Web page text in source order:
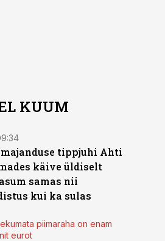
KUUM
tippjuhi Ahti
käive üldiselt
samas nii
kui ka sulas
piimaraha on enam
eurot